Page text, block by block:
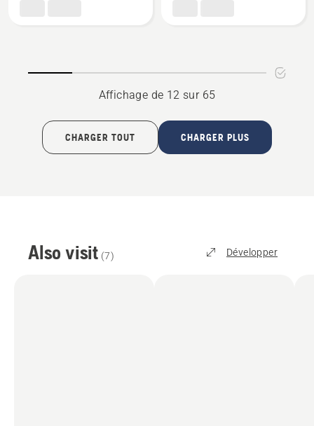
1.5mm
Affichage de 12 sur 65
CHARGER TOUT CHARGER PLUS
Also visit (7) Développer